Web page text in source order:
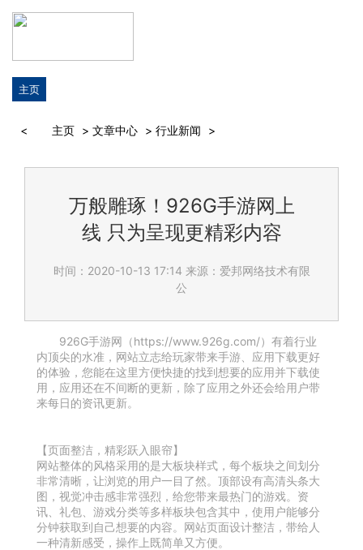
主页
< 主页 > 文章中心 > 行业新闻 >
万般雕琢！926G手游网上
线 只为呈现更精彩内容
时间：2020-10-13 17:14 来源：爱邦网络技术有限
公
926G手游网（https://www.926g.com/）有着行业
内顶尖的水准，网站立志给玩家带来手游、应用下载更好
的体验，您能在这里方便快捷的找到想要的应用并下载使
用，应用还在不间断的更新，除了应用之外还会给用户带
来每日的资讯更新。
【页面整洁，精彩跃入眼帘】
网站整体的风格采用的是大板块样式，每个板块之间划分
非常清晰，让浏览的用户一目了然。顶部设有高清头条大
图，视觉冲击感非常强烈，给您带来最热门的游戏。资
讯、礼包、游戏分类等多样板块包含其中，使用户能够分
分钟获取到自己想要的内容。网站页面设计整洁，带给人
一种清新感受，操作上既简单又方便。